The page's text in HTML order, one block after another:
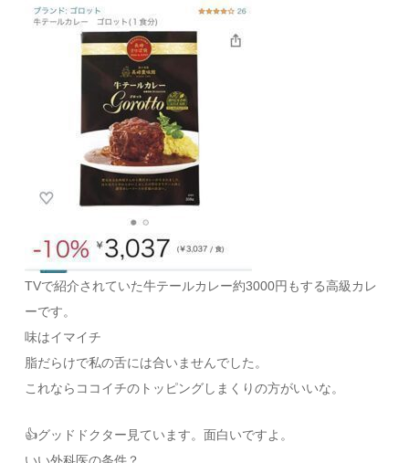
TVで紹介されていた牛テールカレー約3000円もする高級カレ
ーです。
味はイマイチ
脂だらけで私の舌には合いませんでした。
これならココイチのトッピングしまくりの方がいいな。
👍グッドドクター見ています。面白いですよ。
いい外科医の条件？